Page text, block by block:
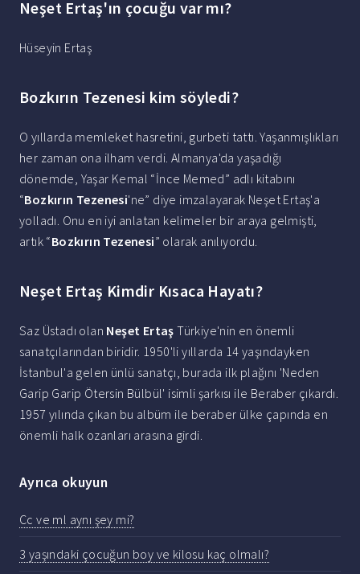
Neşet Ertaş'ın çocuğu var mı?
Hüseyin Ertaş
Bozkırın Tezenesi kim söyledi?
O yıllarda memleket hasretini, gurbeti tattı. Yaşanmışlıkları
her zaman ona ilham verdi. Almanya'da yaşadığı
dönemde, Yaşar Kemal “İnce Memed” adlı kitabını
“Bozkırın Tezenesi'ne” diye imzalayarak Neşet Ertaş'a
yolladı. Onu en iyi anlatan kelimeler bir araya gelmişti,
artık “Bozkırın Tezenesi” olarak anılıyordu.
Neşet Ertaş Kimdir Kısaca Hayatı?
Saz Üstadı olan Neşet Ertaş Türkiye'nin en önemli
sanatçılarından biridir. 1950'li yıllarda 14 yaşındayken
İstanbul'a gelen ünlü sanatçı, burada ilk plağını 'Neden
Garip Garip Ötersin Bülbül' isimli şarkısı ile Beraber çıkardı.
1957 yılında çıkan bu albüm ile beraber ülke çapında en
önemli halk ozanları arasına girdi.
Ayrıca okuyun
Cc ve ml aynı şey mi?
3 yaşındaki çocuğun boy ve kilosu kaç olmalı?